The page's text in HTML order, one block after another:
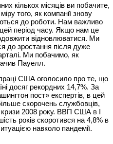
кількох місяців ви побачите,
того, як компанії знову
до роботи. Нам важливо
цей період часу. Якщо нам це
відновлюватися. Ми
до зростання після дуже
Ми побачимо, як
Пауелл.
США оголосило про те, що
досяг рекордних 14,7%. За
пост» експертів, в цей
скорочень службовців,
кризи 2008 року. ВВП США в I
років скоротився на 4,8% в
навколо пандемії.